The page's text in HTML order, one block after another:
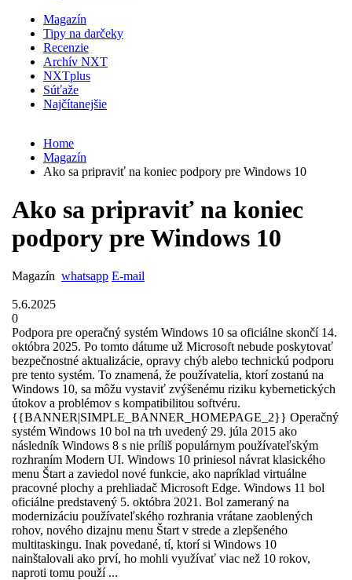
Magazín
Tipy na darčeky
Recenzie
Archív NXT
NXTplus
Súťaže
Najčítanejšie
Home
Magazín
Ako sa pripraviť na koniec podpory pre Windows 10
Ako sa pripraviť na koniec
podpory pre Windows 10
Magazín whatsapp E-mail
5.6.2025
0
Podpora pre operačný systém Windows 10 sa oficiálne skončí 14.
októbra 2025. Po tomto dátume už Microsoft nebude poskytovať
bezpečnostné aktualizácie, opravy chýb alebo technickú podporu
pre tento systém. To znamená, že používatelia, ktorí zostanú na
Windows 10, sa môžu vystaviť zvýšenému riziku kybernetických
útokov a problémov s kompatibilitou softvéru.
{{BANNER|SIMPLE_BANNER_HOMEPAGE_2}} Operačný
systém Windows 10 bol na trh uvedený 29. júla 2015 ako
následník Windows 8 s nie príliš populárnym používateľským
rozhraním Modern UI. Windows 10 priniesol návrat klasického
menu Štart a zaviedol nové funkcie, ako napríklad virtuálne
pracovné plochy a prehliadač Microsoft Edge. Windows 11 bol
oficiálne predstavený 5. októbra 2021. Bol zameraný na
modernizáciu používateľského rozhrania vrátane zaoblených
rohov, nového dizajnu menu Štart v strede a zlepšeného
multitaskingu. Inak povedané, tí, ktorí si Windows 10
nainštalovali ako prví, ho mohli využívať viac než 10 rokov,
naproti tomu použí ...